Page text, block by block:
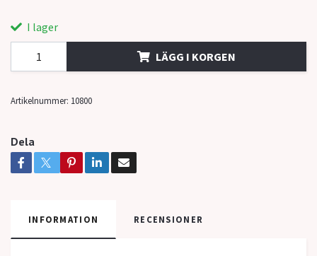
I lager
LÄGG I KORGEN
Artikelnummer: 10800
Dela
INFORMATION RECENSIONER